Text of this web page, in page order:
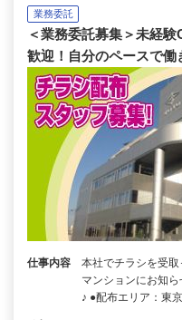
業務委託
＜業務委託募集＞未経
歓迎！自分のペースで働
仕事内容
本社でチラシを受
マンションにお知ら
♪ ●配布エリア：東